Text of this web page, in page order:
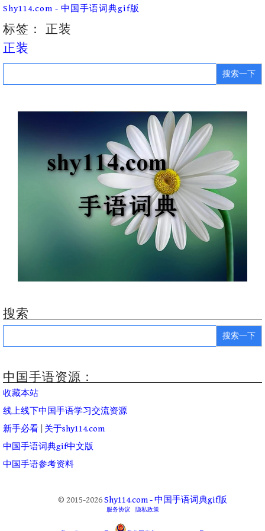
Skip
content
Shy114.com - 中国手语词典gif版
标签： 正装
正装
Search
搜索
Search
中国手语资源：
收藏本站
线上线下中国手语学习交流资源
新手必看
关于shy114.com
中国手语词典gif中文版
中国手语参考资料
© 2015-2026Shy114.com - 中国手语词典gif版
服务协议 隐私政策